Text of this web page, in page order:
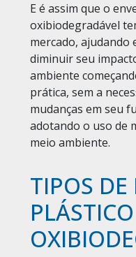
E é assim que o
oxibiodegradável
mercado, ajudando
diminuir seu
ambiente
prática, sem a
mudanças em seu
adotando o uso de
meio ambiente.
TIPOS DE
PLÁSTICO